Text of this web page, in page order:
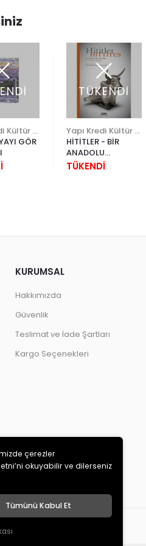
GÖR
TÜKENDİ
HİTİTLER - BİR
ANADOLU
İMPARATORLUĞU
TÜKENDİ
KURUMSAL
Hakkımızda
Güvenlik
Teslimat ve İade Şartları
Kargo Seçenekleri
çerezler
okuyabilir ve dilerseniz
Tümünü Kabul Et